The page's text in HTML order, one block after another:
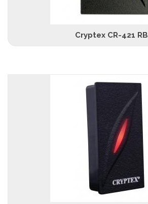
Cryptex CR-421 RB